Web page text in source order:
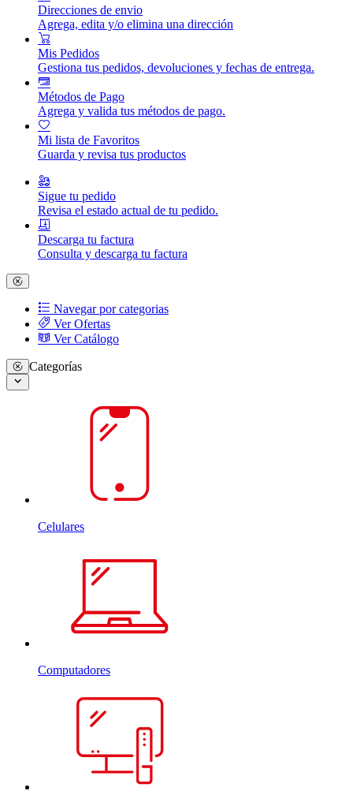
Direcciones de envio
Agrega, edita y/o elimina una dirección
Mis Pedidos
Gestiona tus pedidos, devoluciones y fechas de entrega.
Métodos de Pago
Agrega y valida tus métodos de pago.
Mi lista de Favoritos
Guarda y revisa tus productos
Sigue tu pedido
Revisa el estado actual de tu pedido.
Descarga tu factura
Consulta y descarga tu factura
Navegar por categorias
Ver Ofertas
Ver Catálogo
Categorías
Celulares
Computadores